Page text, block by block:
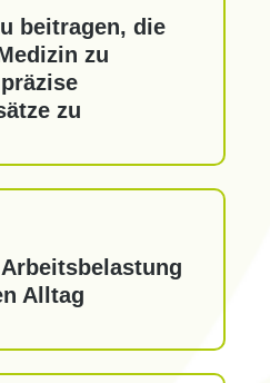
beitragen, die
zu
zu
Alltag